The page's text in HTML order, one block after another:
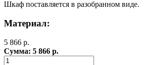
Шкаф поставляется в разобранном виде.
Материал:
5 866 р.
Сумма: 5 866 р.